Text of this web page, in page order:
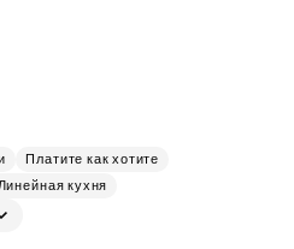
Платите как хотите
Линейная кухня